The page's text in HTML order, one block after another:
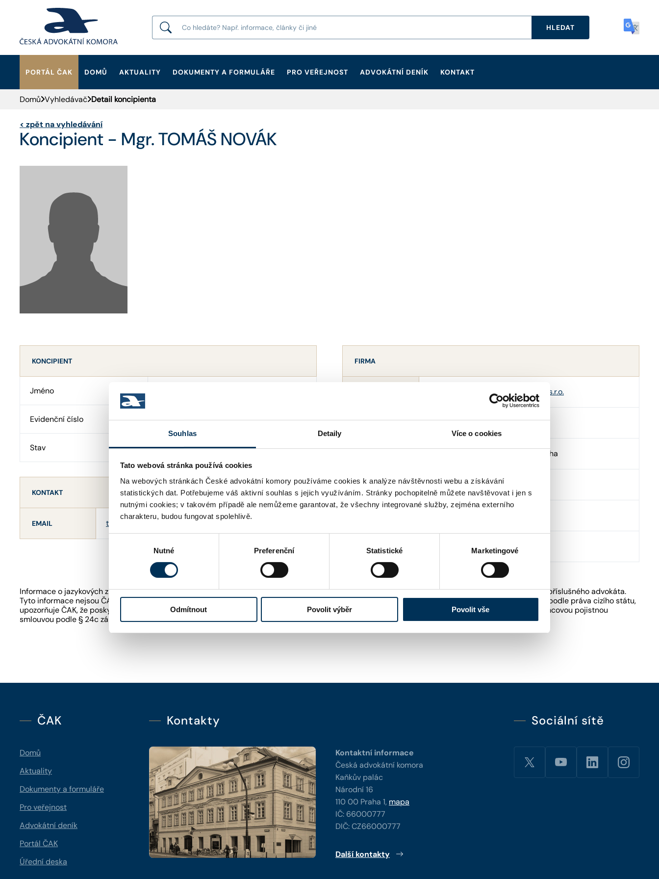
Souhlas Detaily Více o cookies
Tato webová stránka používá cookies
Na webových stránkách České advokátní komory používáme cookies k analýze návštěvnosti webu a získávání
statistických dat. Potřebujeme váš aktivní souhlas s jejich využíváním. Stránky pochopitelně můžete navštěvovat i jen s
nutnými cookies; v takovém případě ale nemůžeme garantovat, že všechny integrované služby, zejména externího
charakteru, budou fungovat spolehlivě.
Nutné Preferenční Statistické Marketingové
Odmítnout Povolit výběr Povolit vše
HLEDAT
PORTÁL ČAK DOMŮ AKTUALITY DOKUMENTY A FORMULÁŘE PRO VEŘEJNOST ADVOKÁTNÍ DENÍK
KONTAKT
HLEDAT
Domů Vyhledávač Detail koncipienta
< zpět na vyhledávání
Koncipient - Mgr. TOMÁŠ NOVÁK
KONCIPIENT
Jméno
Evidenční číslo 46559
Stav Aktivní
KONTAKT
EMAIL tomas.novak@broz-sedlaty.cz
FIRMA
Advokátní kancelář Brož, Sedlatý s.r.o.
IČO 24827452
Vinohradská 2828/151 , 13000 Praha
WWW http://www.broz-sedlaty.cz
TELEFON +420246028028
Informace o jazykových znalostech a odborném zaměření uváděné u jednotlivých advokátů jsou publikovány na stránkách ČAK pouze podle sdělení příslušného advokáta.
Tyto informace nejsou ČAK ověřovány či garantovány. Je-li u advokáta uvedena znalost cizího právního řádu či schopnost poskytovat právní služby podle práva cizího státu,
upozorňuje ČAK, že poskytování právních služeb podle práva cizího státu není pojištěno v hromadném pojištění profesní odpovědnosti advokátů rámcovou pojistnou
smlouvou podle § 24c zákona o advokacii.
ČAK
Domů
Aktuality
Dokumenty a formuláře
Pro veřejnost
Advokátní deník
Portál ČAK
Úřední deska
Kontakty
Kontaktní informace
Česká advokátní komora
Kaňkův palác
Národní 16
110 00 Praha 1, mapa
IČ: 66000777
DIČ: CZ66000777
Další kontakty
Sociální sítě